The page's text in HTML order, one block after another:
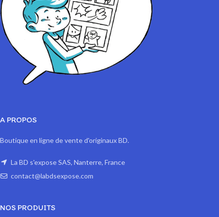
A PROPOS
Boutique en ligne de vente d'originaux BD.
La BD s'expose SAS, Nanterre, France
contact@labdsexpose.com
NOS PRODUITS